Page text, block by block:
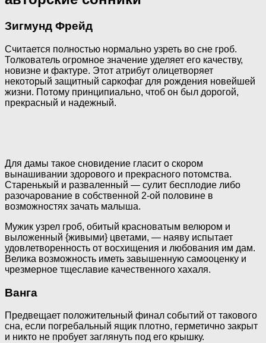
Зигмунд Фрейд
Считается полностью нормально узреть во сне гроб.
Толкователь огромное значение уделяет его качеству,
новизне и фактуре. Этот атрибут олицетворяет
некоторый защитный саркофаг для рождения новейшей
жизни. Потому принципиально, чтоб он был дорогой,
прекрасный и надежный.
Для дамы такое сновидение гласит о скором
вынашивании здорового и прекрасного потомства.
Старенькый и разваленный — сулит бесплодие либо
разочарование в собственной 2-ой половине в
возможностях зачать малыша.
Мужик узрел гроб, обитый красноватым велюром и
выложенный {живыми} цветами, — наяву испытает
удовлетворенность от восхищения и любования им дам.
Велика возможность иметь завышенную самооценку и
чрезмерное тщеславие качественного хахаля.
Ванга
Предвещает положительный финал событий от такового
сна, если погребальный ящик плотно, герметично закрыт
и никто не пробует заглянуть под его крышку.